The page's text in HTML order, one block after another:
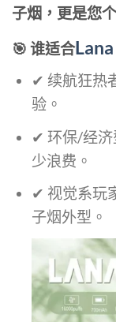
子烟，更是您
🎯 谁适合
✔ 续航狂热
验。
✔ 环保/经济
少浪费。
✔ 视觉系玩
子烟外型。